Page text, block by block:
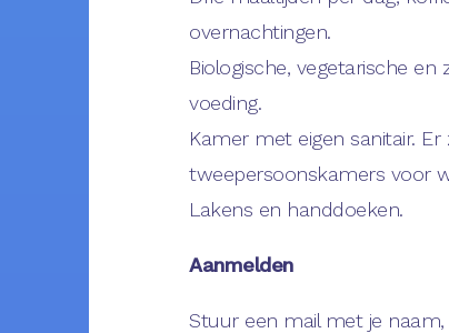
overnachtingen.
Biologische, vegetarische en
voeding.
Kamer met eigen sanitair. Er
tweepersoonskamers voor
Lakens en handdoeken.
Aanmelden
Stuur een mail met je naam,